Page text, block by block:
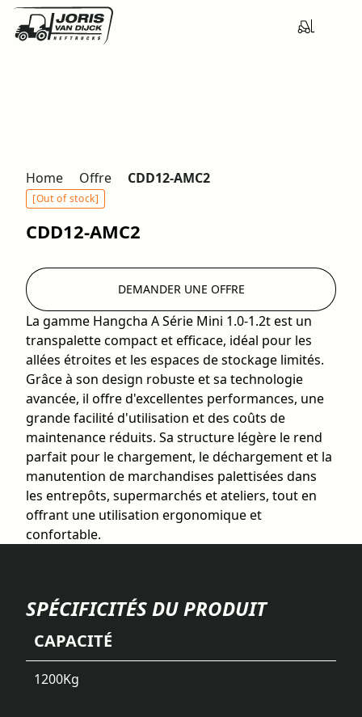
Home Offre CDD12-AMC2
[Out of stock]
CDD12-AMC2
La gamme Hangcha A Série Mini 1.0-1.2t est un
transpalette compact et efficace, idéal pour les
allées étroites et les espaces de stockage limités.
Grâce à son design robuste et sa technologie
avancée, il offre d'excellentes performances, une
grande facilité d'utilisation et des coûts de
maintenance réduits. Sa structure légère le rend
parfait pour le chargement, le déchargement et la
manutention de marchandises palettisées dans
les entrepôts, supermarchés et ateliers, tout en
offrant une utilisation ergonomique et
confortable.
DEMANDER UNE OFFRE
SPÉCIFICITÉS DU PRODUIT
CAPACITÉ
1200Kg